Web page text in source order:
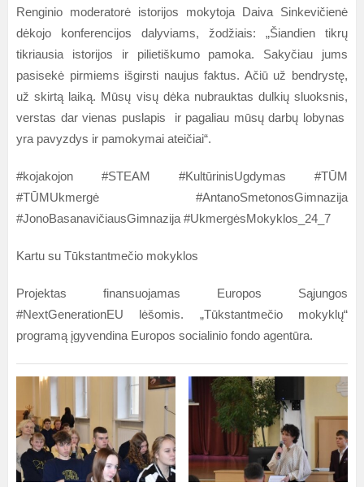
Renginio moderatorė istorijos mokytoja Daiva Sinkevičienė
dėkojo konferencijos dalyviams, žodžiais: „Šiandien tikrų
tikriausia istorijos ir pilietiškumo pamoka. Sakyčiau jums
pasisekė pirmiems išgirsti naujus faktus. Ačiū už bendrystę,
už skirtą laiką. Mūsų visų dėka nubrauktas dulkių sluoksnis,
verstas dar vienas puslapis ir pagaliau mūsų darbų lobynas
yra pavyzdys ir pamokymai ateičiai“.
#kojakojon #STEAM #KultūrinisUgdymas #TŪM
#TŪMUkmergė #AntanoSmetonosGimnazija
#JonoBasanavičiausGimnazija #UkmergėsMokyklos_24_7
Kartu su Tūkstantmečio mokyklos
Projektas finansuojamas Europos Sąjungos
#NextGenerationEU lėšomis. „Tūkstantmečio mokyklų“
programą įgyvendina Europos socialinio fondo agentūra.